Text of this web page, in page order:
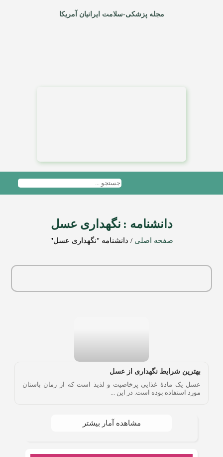
مجله پزشکی-سلامت ایرانیان آمریکا
دانشنامه : نگهداری عسل
صفحه اصلی / دانشنامه‌ "نگهداری عسل"
بهترین شرایط نگهداری از عسل
عسل یک مادۀ غذایی پرخاصیت و لذیذ است که از زمان باستان
مورد استفاده بوده است. در این ...
مشاهده آمار بیشتر